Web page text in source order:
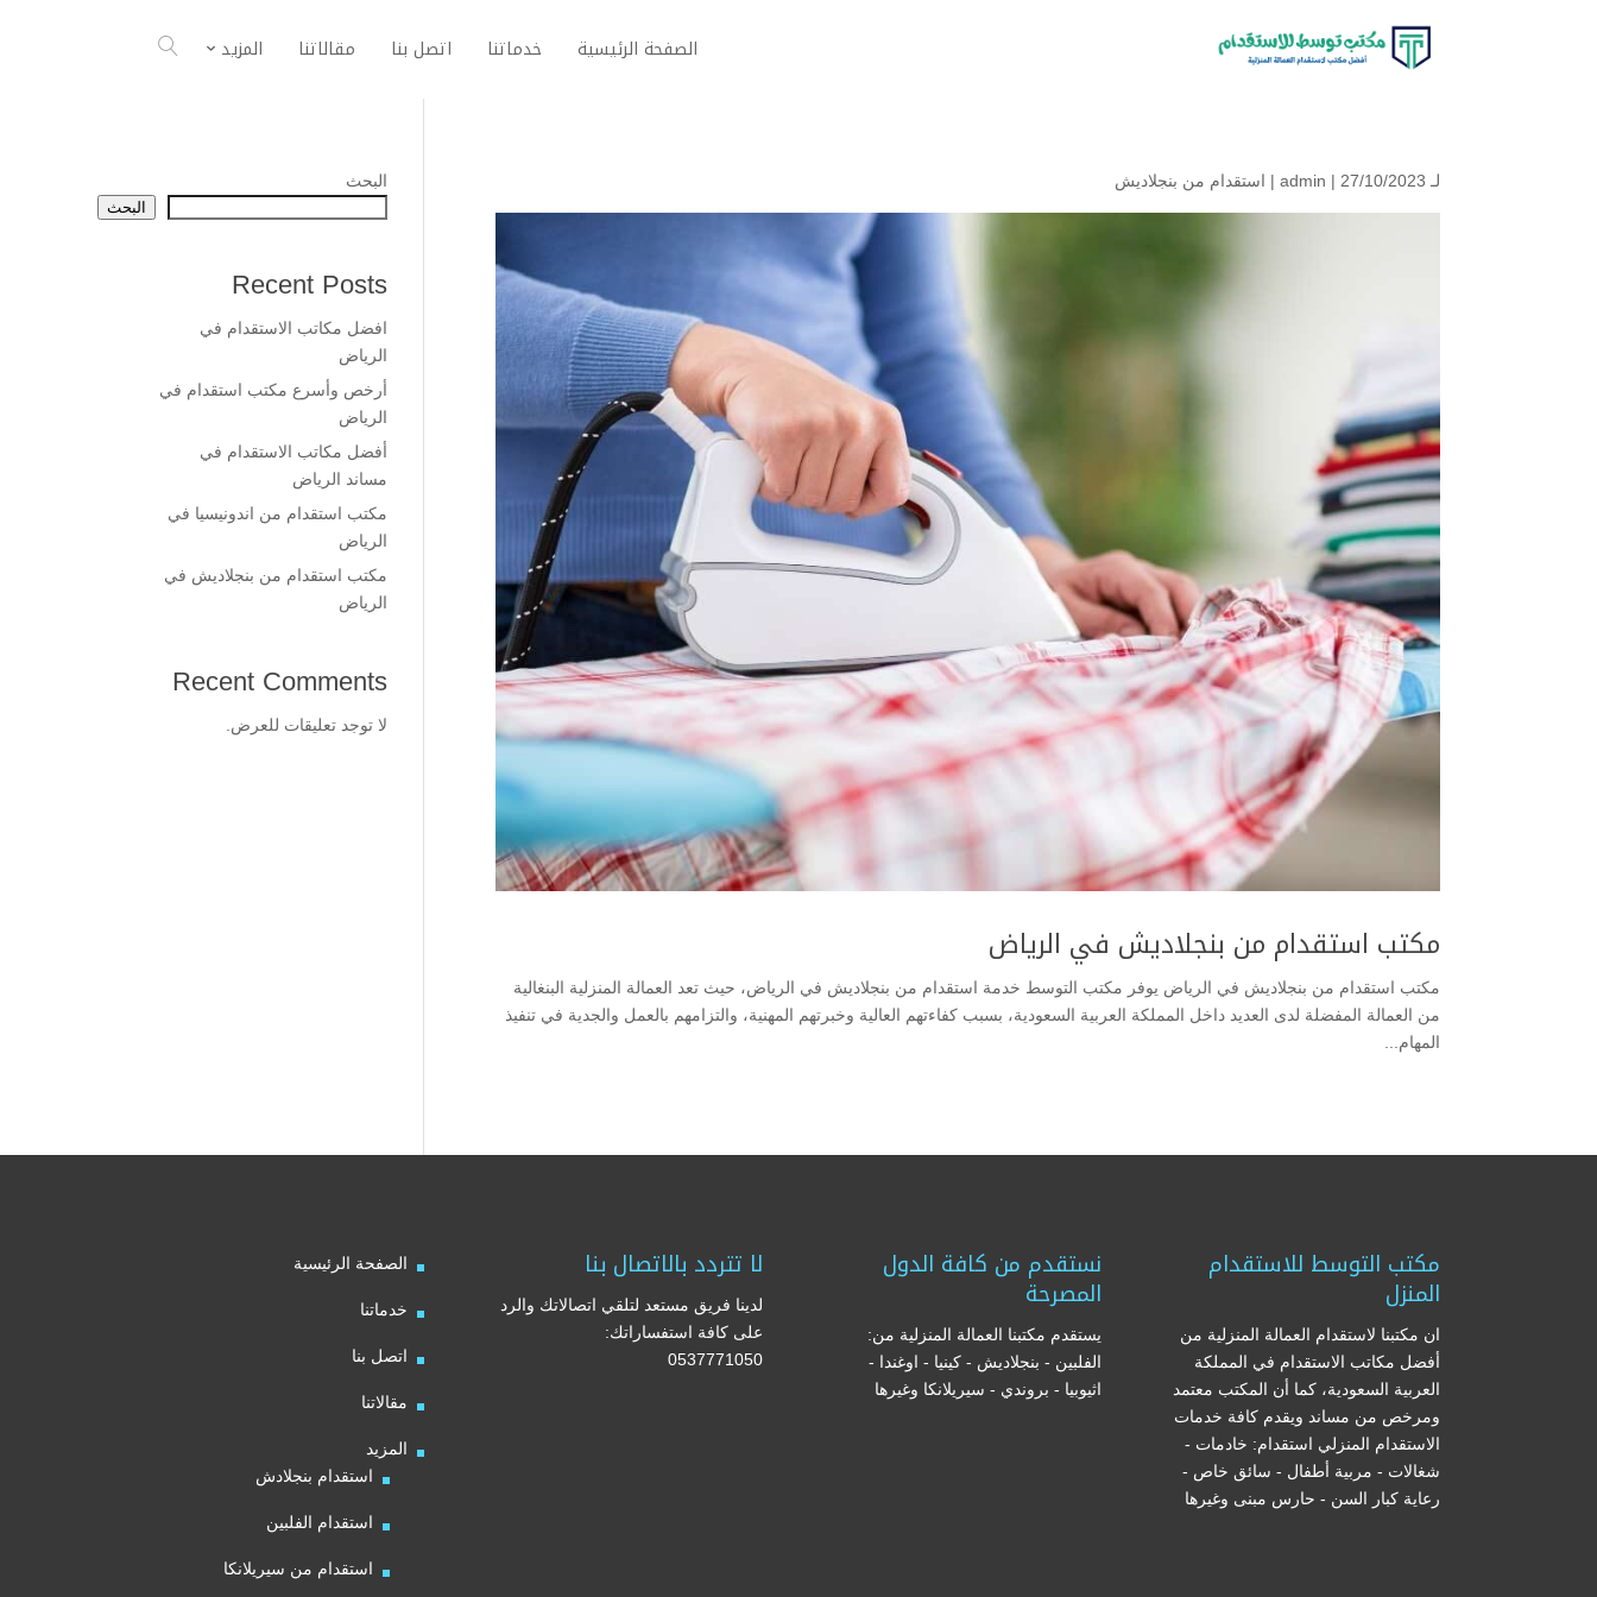
الصفحة الرئيسية خدماتنا اتصل بنا مقالاتنا المزيد
لـ admin | 27/10/2023 | استقدام من بنجلاديش
مكتب استقدام من بنجلاديش في الرياض
مكتب استقدام من بنجلاديش في الرياض يوفر مكتب التوسط خدمة استقدام من بنجلاديش في الرياض، حيث تعد العمالة المنزلية البنغالية
من العمالة المفضلة لدى العديد داخل المملكة العربية السعودية، بسبب كفاءتهم العالية وخبرتهم المهنية، والتزامهم بالعمل والجدية في تنفيذ
المهام...
البحث
البحث
Recent Posts
افضل مكاتب الاستقدام في
الرياض
أرخص وأسرع مكتب استقدام في
الرياض
أفضل مكاتب الاستقدام في
مساند الرياض
مكتب استقدام من اندونيسيا في
الرياض
مكتب استقدام من بنجلاديش في
الرياض
Recent Comments
لا توجد تعليقات للعرض.
مكتب التوسط للاستقدام
المنزل
ان مكتبنا لاستقدام العمالة المنزلية من
أفضل مكاتب الاستقدام في المملكة
العربية السعودية، كما أن المكتب معتمد
ومرخص من مساند ويقدم كافة خدمات
الاستقدام المنزلي استقدام: خادمات -
شغالات - مربية أطفال - سائق خاص -
رعاية كبار السن - حارس مبنى وغيرها
نستقدم من كافة الدول
المصرحة
يستقدم مكتبنا العمالة المنزلية من:
الفلبين - بنجلاديش - كينيا - اوغندا -
اثيوبيا - بروندي - سيريلانكا وغيرها
لا تتردد بالاتصال بنا
لدينا فريق مستعد لتلقي اتصالاتك والرد
على كافة استفساراتك:
0537771050
الصفحة الرئيسية
خدماتنا
اتصل بنا
مقالاتنا
المزيد
استقدام بنجلادش
استقدام الفلبين
استقدام من سيريلانكا